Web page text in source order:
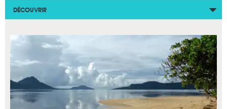
DÉCOUVRIR